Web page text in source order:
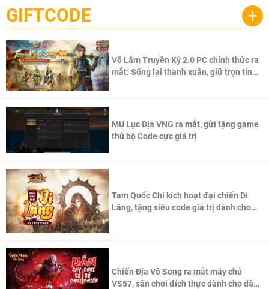
GIFTCODE +
Võ Lâm Truyền Kỳ 2.0 PC chính thức ra
mắt: Sống lại thanh xuân, giữ trọn tinh
MU Lục Địa VNG ra mắt, gửi tặng game
thủ bộ Code cực giá trị
Tam Quốc Chí kích hoạt đại chiến Di
Lăng, tặng siêu code giá trị dành cho
Chiến Địa Vô Song ra mắt máy chủ
VS57, sân chơi đích thực dành cho dân